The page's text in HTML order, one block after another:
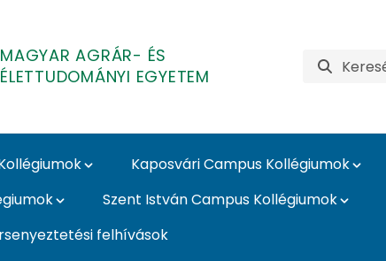
MAGYAR AGRÁR- ÉS
ÉLETTUDOMÁNYI EGYETEM
Kaposvári Campus Kollégiumok
Szent István Campus Kollégiumok
felhívások